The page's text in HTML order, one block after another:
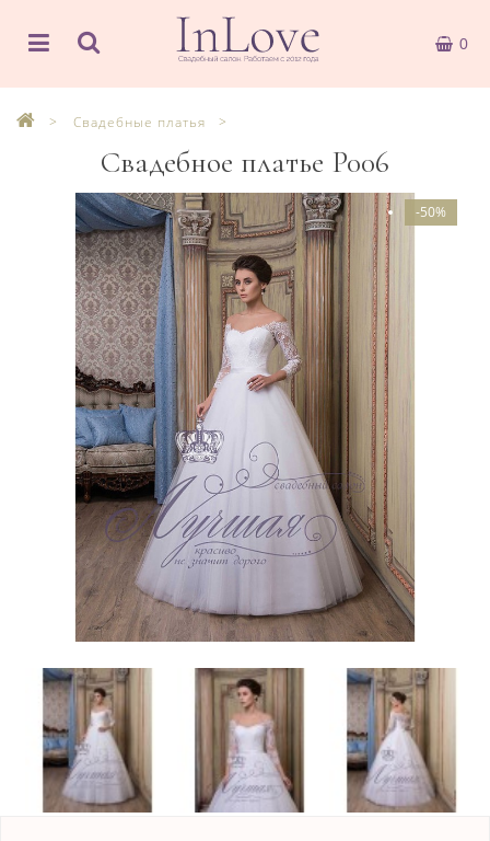
0
Свадебные платья
Свадебное платье P006
-50%